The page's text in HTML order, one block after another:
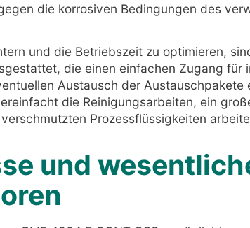
die korrosiven Bedingungen des
und die Betriebszeit zu optimieren,
die einen einfachen Zugang für
Austausch der Austauschpakete
die Reinigungsarbeiten, ein
Prozessflüssigkeiten
und